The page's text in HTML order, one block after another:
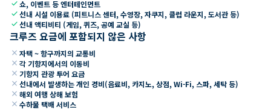
check쇼, 이벤트 등 엔터테인먼트
check선내 시설 이용료 (피트니스 센터, 수영장, 자쿠지, 클럽 라운지, 도서관 등)
check선내 액티비티 (게임, 퀴즈, 공예 교실 등)
크루즈 요금에 포함되지 않은 사항
close 자택 ~ 항구까지의 교통비
close 각 기항지에서의 이동비
close 기항지 관광 투어 요금
close 선내에서 발생하는 개인 경비(음료비, 카지노, 상점, Wi-Fi, 스파, 세탁 등)
close 해외 여행 상해 보험
close 수하물 택배 서비스